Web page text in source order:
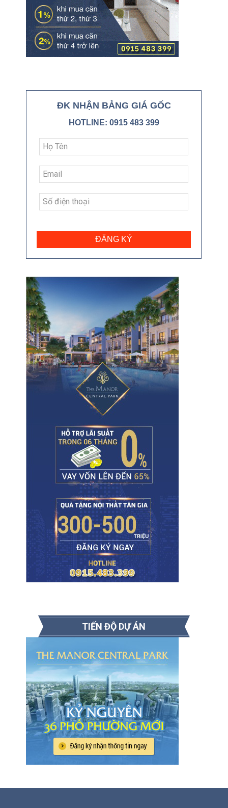
ĐK NHẬN BẢNG GIÁ GỐC
HOTLINE: 0915 483 399
ĐĂNG KÝ
TIẾN ĐỘ DỰ ÁN